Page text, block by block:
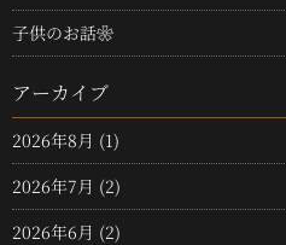
子供のお話❀
アーカイブ
2026年8月 (1)
2026年7月 (2)
2026年6月 (2)